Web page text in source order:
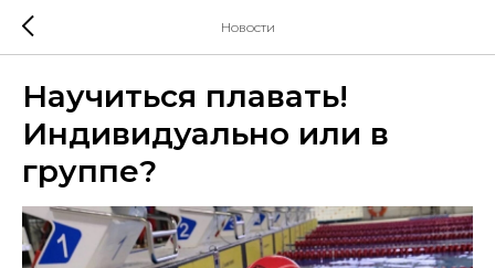
Новости
Научиться плавать!
Индивидуально или в
группе?